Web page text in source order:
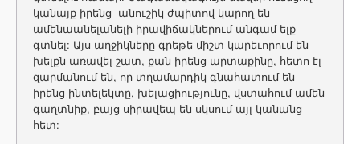
կանայք իրենց անուշիկ ժպիտով կարող են
ամենաանելանելի իրավիճակներում անգամ ելք
գտնել: Այս աղջիկները գրեթե միշտ կարեւորում են
խելքն առավել շատ, քան իրենց արտաքինը, հետո էլ
զարմանում են, որ տղամարդիկ գնահատում են
իրենց ինտելեկտը, խելացիությունը, վստահում ամեն
գաղտնիք, բայց սիրավեպ են սկսում այլ կանանց
հետ: